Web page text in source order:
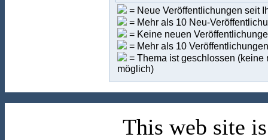
= Neue Veröffentlichungen seit
= Mehr als 10 Neu-
= Keine neuen
= Mehr als 10
= Thema ist geschlossen (keine
möglich)
This web site